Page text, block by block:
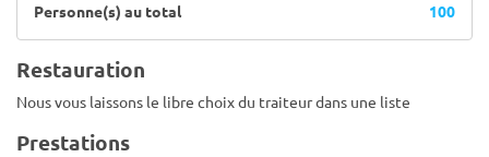
Personne(s) au total
100
Restauration
Nous vous laissons le libre choix du traiteur dans une liste
Prestations